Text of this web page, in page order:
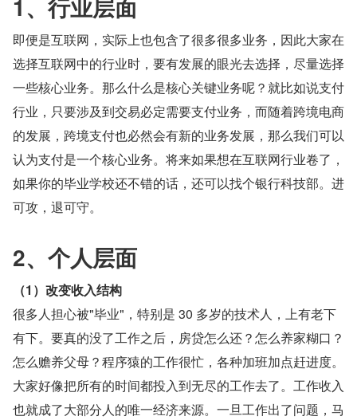
1、行业层面
即便是互联网，实际上也包含了很多很多业务，因此大家在
选择互联网中的行业时，要有发展的眼光去选择，尽量选择
一些核心业务。那么什么是核心关键业务呢？就比如说支付
行业，只要涉及到交易必定需要支付业务，而随着跨境电商
的发展，跨境支付也必然会有新的业务发展，那么我们可以
认为支付是一个核心业务。将来如果想在互联网行业卷了，
如果你的毕业学校还不错的话，还可以找个银行科技部。进
可攻，退可守。
2、个人层面
（1）改变收入结构
很多人担心被"毕业"，特别是 30 多岁的技术人，上有老下
有下。要真的没了工作之后，房贷怎么还？怎么养家糊口？
怎么赡养父母？程序猿的工作很忙，各种加班加点赶进度。
大家好像把所有的时间都投入到无尽的工作去了。工作收入
也就成了大部分人的唯一经济来源。一旦工作出了问题，马